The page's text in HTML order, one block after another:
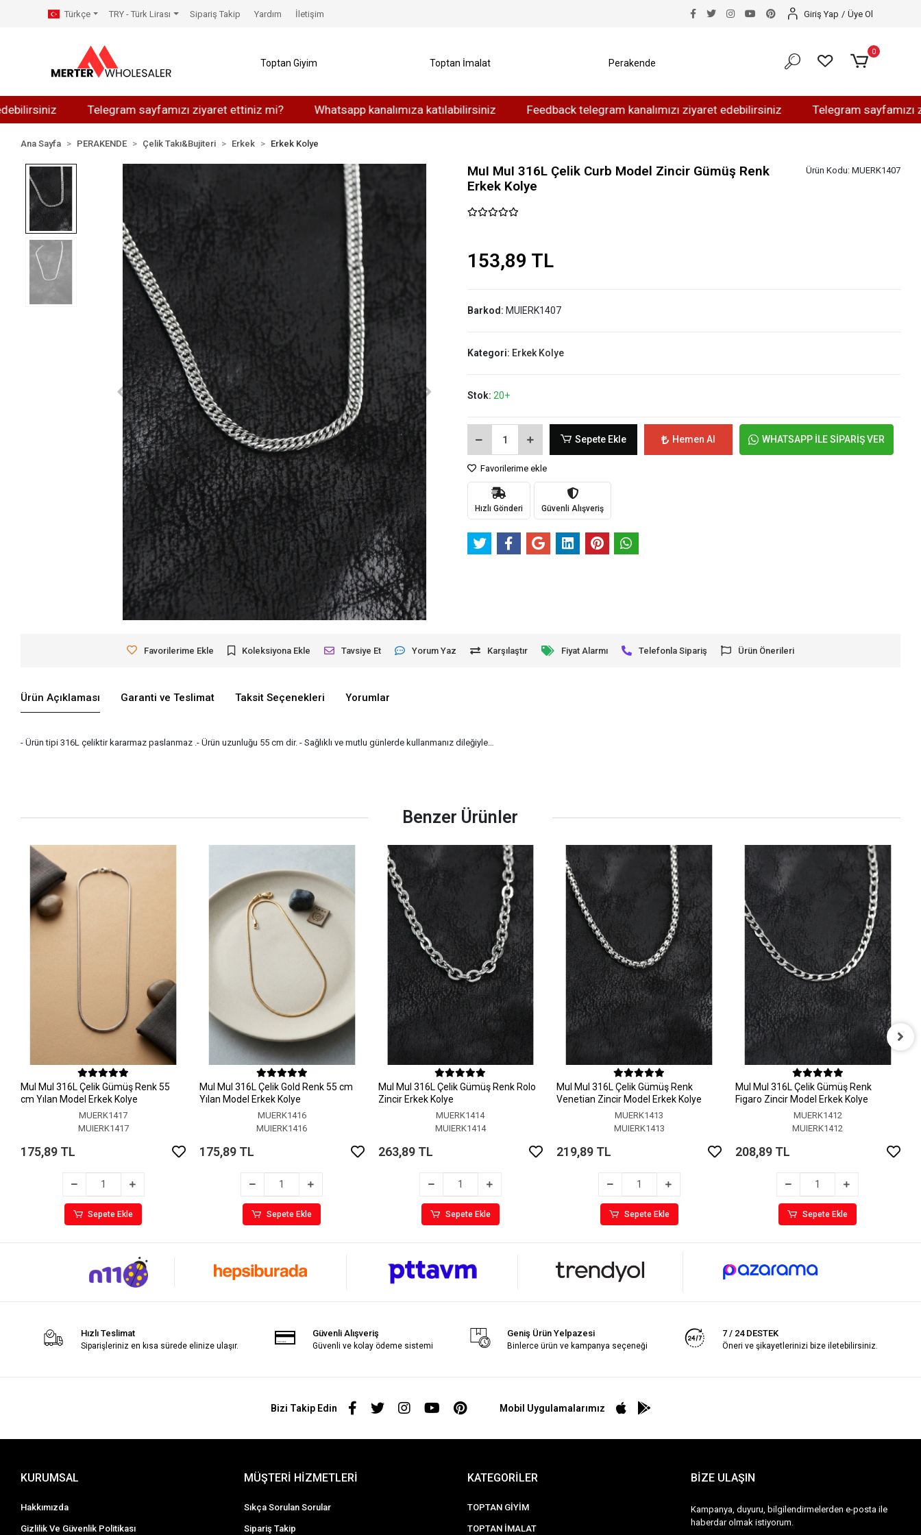
Telegram sayfamızı ziyaret ettiniz mi? Whatsapp kanalımıza katılabilirsiniz Feedback telegram kanalımızı ziyaret edebilirsiniz Telegram sayfamızı
Türkçe TRY - Türk Lirası Sipariş Takip Yardım İletişim Giriş Yap / Üye Ol
Toptan Giyim Toptan İmalat Perakende
0
Ana Sayfa PERAKENDE Çelik Takı&Bujiteri Erkek Erkek Kolye
MuI MuI 316L Çelik Curb Model Zincir Gümüş Renk
Erkek Kolye
Ürün Kodu: MUERK1407
153,89 TL
Barkod: MUIERK1407
Kategori: Erkek Kolye
Stok: 20+
Sepete Ekle Hemen Al WHATSAPP İLE SİPARİŞ VER
Favorilerime ekle
Hızlı Gönderi Güvenli Alışveriş
Favorilerime Ekle Koleksiyona Ekle Tavsiye Et Yorum Yaz Karşılaştır Fiyat Alarmı Telefonla Sipariş Ürün Önerileri
Ürün Açıklaması Garanti ve Teslimat Taksit Seçenekleri Yorumlar
- Ürün tipi 316L çeliktir kararmaz paslanmaz .- Ürün uzunluğu 55 cm dir. - Sağlıklı ve mutlu günlerde kullanmanız dileğiyle…
Benzer Ürünler
MuI MuI 316L Çelik Gümüş Renk 55
cm Yılan Model Erkek Kolye
MUERK1417
MUIERK1417
175,89 TL
Sepete Ekle
MuI MuI 316L Çelik Gold Renk 55 cm
Yılan Model Erkek Kolye
MUERK1416
MUIERK1416
175,89 TL
Sepete Ekle
MuI MuI 316L Çelik Gümüş Renk Rolo
Zincir Erkek Kolye
MUERK1414
MUIERK1414
263,89 TL
Sepete Ekle
MuI MuI 316L Çelik Gümüş Renk
Venetian Zincir Model Erkek Kolye
MUERK1413
MUIERK1413
219,89 TL
Sepete Ekle
MuI MuI 316L Çelik Gümüş Renk
Figaro Zincir Model Erkek Kolye
MUERK1412
MUIERK1412
208,89 TL
Sepete Ekle
Hızlı Teslimat
Siparişleriniz en kısa sürede elinize ulaşır.
Güvenli Alışveriş
Güvenli ve kolay ödeme sistemi
Geniş Ürün Yelpazesi
Binlerce ürün ve kampanya seçeneği
7 / 24 DESTEK
Öneri ve şikayetlerinizi bize iletebilirsiniz.
Bizi Takip Edin Mobil Uygulamalarımız
KURUMSAL
Hakkımızda
Gizlilik Ve Güvenlik Politikası
MÜŞTERİ HİZMETLERİ
Sıkça Sorulan Sorular
Sipariş Takip
KATEGORİLER
TOPTAN GİYİM
TOPTAN İMALAT
BİZE ULAŞIN
Kampanya, duyuru, bilgilendirmelerden e-posta ile
haberdar olmak istiyorum.